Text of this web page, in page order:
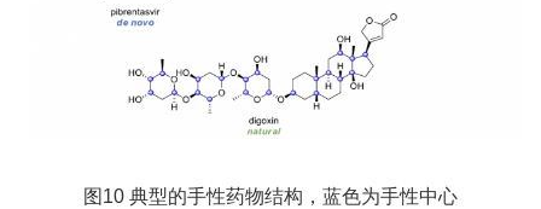
图10 典型的手性药物结构，蓝色为手性中心